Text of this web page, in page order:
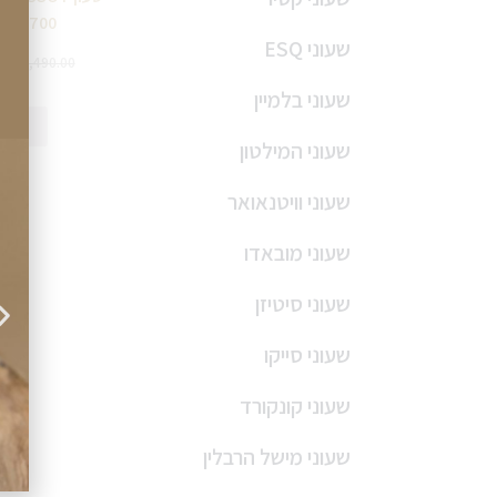
שעוני ESQ
שעוני בלמיין
שעוני המילטון
שעוני וויטנאואר
שעוני מובאדו
שעוני סיטיזן
שעוני סייקו
שעוני קונקורד
שעוני מישל הרבלין